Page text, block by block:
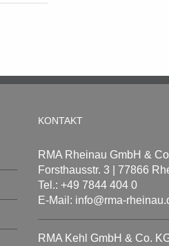
KONTAKT
RMA Rheinau GmbH &
Forsthausstr. 3 | 77866
Tel.: +49 7844 404 0
E-Mail: info@rma-
RMA Kehl GmbH & Co.